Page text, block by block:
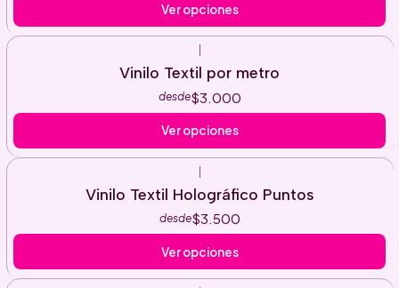
Ver opciones
Vinilo Textil por metro
desde$3.000
Ver opciones
Vinilo Textil Holográfico Puntos
desde$3.500
Ver opciones